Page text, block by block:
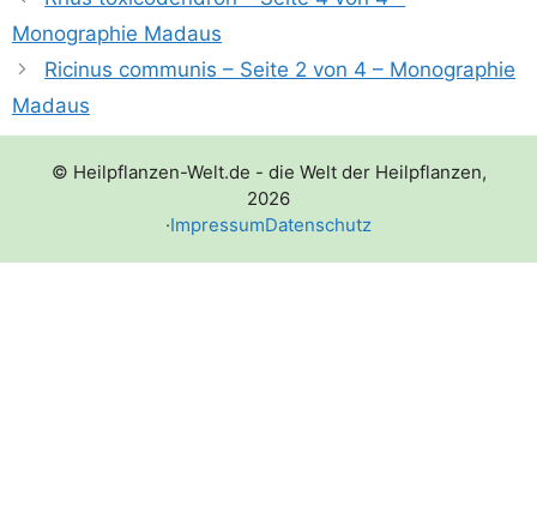
Monographie Madaus
Ricinus communis – Seite 2 von 4 – Monographie
Madaus
© Heilpflanzen-Welt.de - die Welt der Heilpflanzen,
2026
·ImpressumDatenschutz